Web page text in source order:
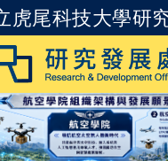
虎尾科技大學研
跳到主要內容